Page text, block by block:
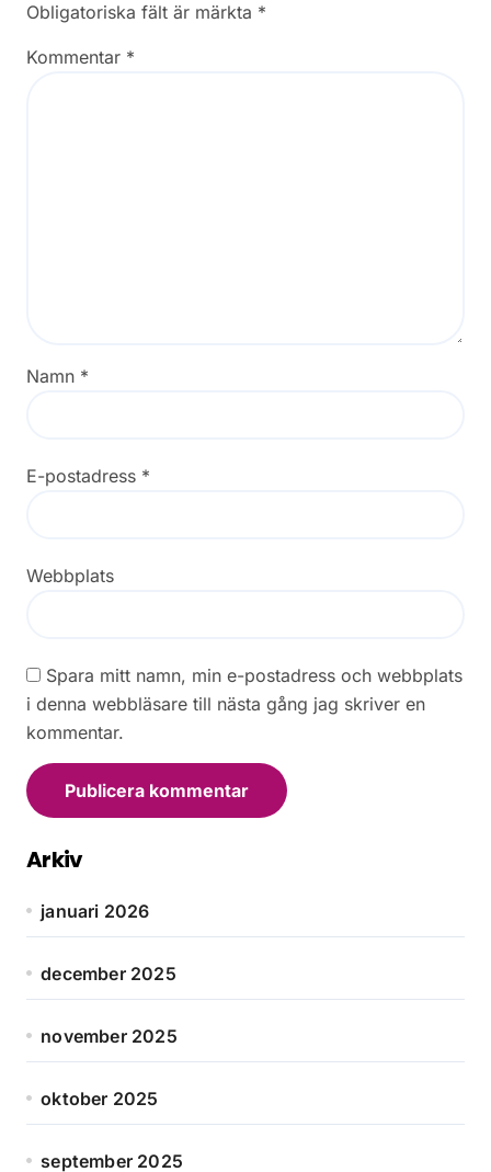
Obligatoriska fält är märkta *
Kommentar *
Namn *
E-postadress *
Webbplats
Spara mitt namn, min e-postadress och webbplats
i denna webbläsare till nästa gång jag skriver en
kommentar.
Arkiv
januari 2026
december 2025
november 2025
oktober 2025
september 2025